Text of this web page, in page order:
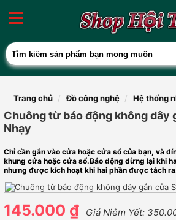
Trang chủ Đồ công nghệ Hệ thống
Chuông từ báo động không dây
Nhạy
Chỉ cần gắn vào cửa hoặc cửa sổ của bạn, và
khung cửa hoặc cửa sổ.Báo động dừng lại khi
nhưng được kích hoạt khi hai phần được tách
145.000 ₫ Giá Niêm Yết: